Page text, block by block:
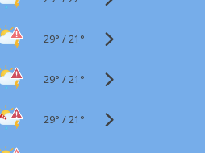
29° /21°
29° /21°
29° /21°